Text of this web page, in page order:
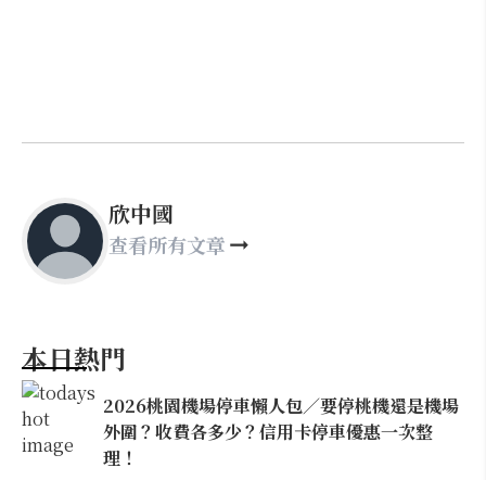
欣中國
查看所有文章
本日熱門
2026桃園機場停車懶人包／要停桃機還是機場
外圍？收費各多少？信用卡停車優惠一次整
理！